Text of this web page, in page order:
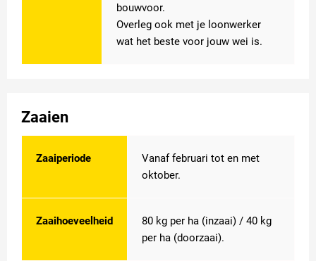
bouwvoor.
Overleg ook met je loonwerker
wat het beste voor jouw wei is.
Zaaien
Zaaiperiode
Vanaf februari tot en met
oktober.
Zaaihoeveelheid
80 kg per ha (inzaai) / 40 kg
per ha (doorzaai).